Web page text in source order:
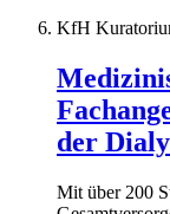
KfH
der
Mit über 200